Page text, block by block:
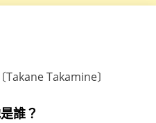
誰？